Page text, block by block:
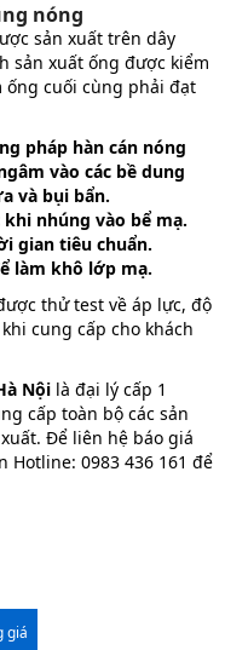
nóng
sản xuất trên dây
sản xuất ống được kiểm
ống cuối cùng phải đạt
pháp hàn cán nóng
vào các bề dung
và bụi bẩn.
nhúng vào bể mạ.
gian tiêu chuẩn.
làm khô lớp mạ.
thử test về áp lực, độ
cung cấp cho khách
Nội là đại lý cấp 1
cấp toàn bộ các sản
Để liên hệ báo giá
Hotline: 0983 436 161 để
giá